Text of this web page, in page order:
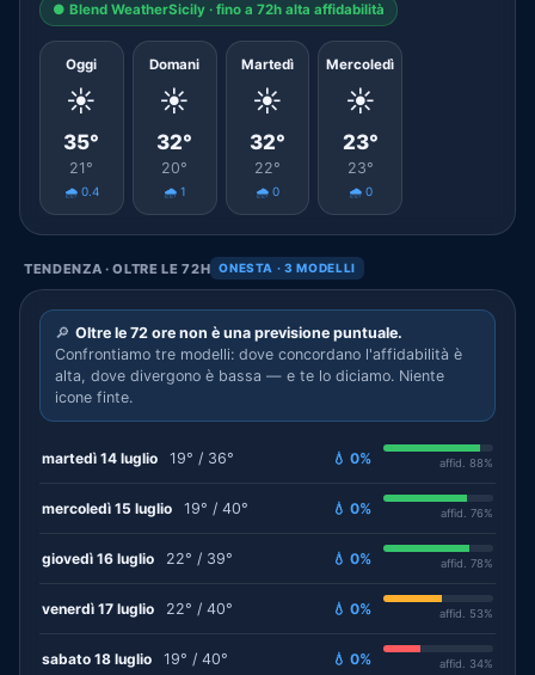
● Blend WeatherSicily · fino a 72h alta affidabilità
Oggi
☀️
35°
21°
🌧️ 0.4
Domani
☀️
32°
20°
🌧️ 1
Martedì
☀️
32°
22°
🌧️ 0
Mercoledì
☀️
23°
23°
🌧️ 0
TENDENZA · OLTRE LE 72H ONESTA · 3 MODELLI
🔎 Oltre le 72 ore non è una previsione puntuale.
Confrontiamo tre modelli: dove concordano l'affidabilità è
alta, dove divergono è bassa — e te lo diciamo. Niente
icone finte.
martedì 14 luglio 19° / 36° 💧 0% affid. 88%
mercoledì 15 luglio 19° / 40° 💧 0% affid. 76%
giovedì 16 luglio 22° / 39° 💧 0% affid. 78%
venerdì 17 luglio 22° / 40° 💧 0% affid. 53%
sabato 18 luglio 19° / 40° 💧 0% affid. 34%